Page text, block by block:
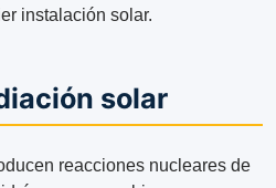
instalación solar.
solar
reacciones nucleares de